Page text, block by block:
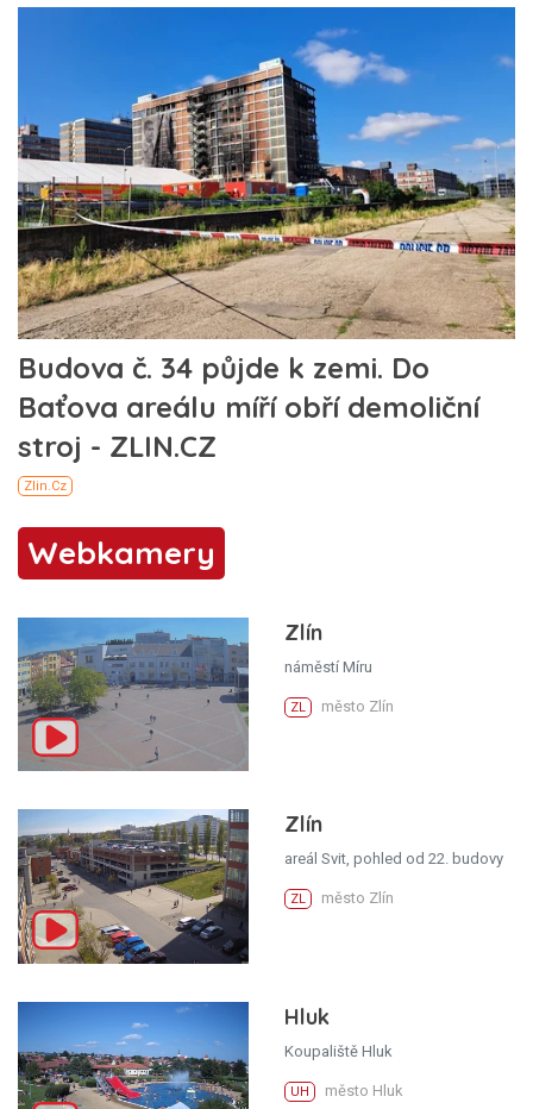
Webkamery
Zlín
náměstí Míru
ZL město Zlín
Zlín
areál Svit, pohled od 22. budovy
ZL město Zlín
Hluk
Koupaliště Hluk
UH město Hluk